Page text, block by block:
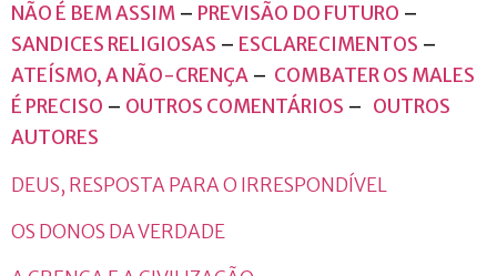
NÃO É BEM ASSIM – PREVISÃO DO FUTURO –
SANDICES RELIGIOSAS – ESCLARECIMENTOS –
ATEÍSMO, A NÃO-CRENÇA – COMBATER OS MALES
É PRECISO – OUTROS COMENTÁRIOS – OUTROS
AUTORES
DEUS, RESPOSTA PARA O IRRESPONDÍVEL
OS DONOS DA VERDADE